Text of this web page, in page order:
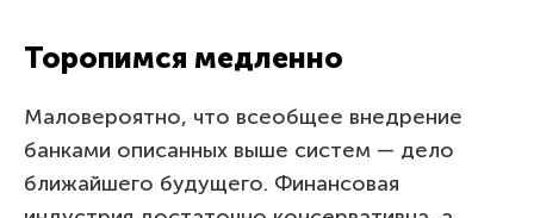
Торопимся медленно
Маловероятно, что всеобщее внедрение
банками описанных выше систем — дело
ближайшего будущего. Финансовая